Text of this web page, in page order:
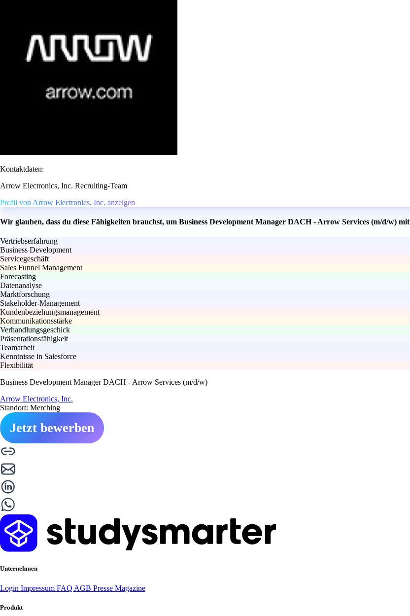
Kontaktdaten:
Arrow Electronics, Inc. Recruiting-Team
Profil von Arrow Electronics, Inc. anzeigen
Wir glauben, dass du diese Fähigkeiten brauchst, um Business Development Manager DACH - Arrow Services (m/d/w)
Vertriebserfahrung
Business Development
Servicegeschäft
Sales Funnel Management
Forecasting
Datenanalyse
Marktforschung
Stakeholder-Management
Kundenbeziehungsmanagement
Kommunikationsstärke
Verhandlungsgeschick
Präsentationsfähigkeit
Teamarbeit
Kenntnisse in Salesforce
Flexibilität
Business Development Manager DACH - Arrow Services (m/d/w)
Arrow Electronics, Inc.
Standort: Merching
Jetzt bewerben
Unternehmen
Login Impressum FAQ AGB Presse Magazine
Produkt